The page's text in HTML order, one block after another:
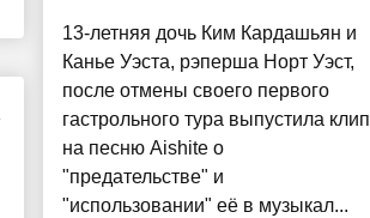
13-летняя дочь Ким Кардашьян и
Канье Уэста, рэперша Норт Уэст,
после отмены своего первого
гастрольного тура выпустила клип
на песню Aishite о
"предательстве" и
"использовании" её в музыкал...